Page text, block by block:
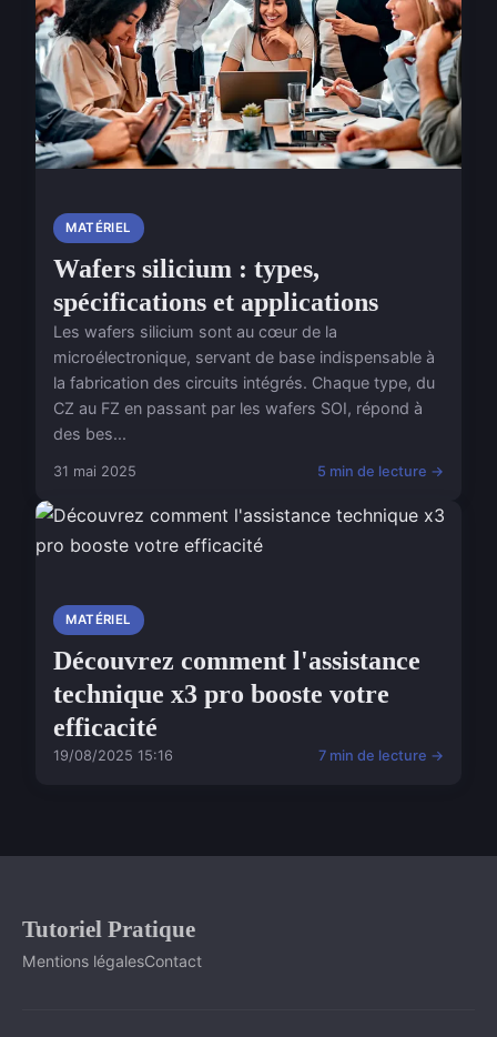
MATÉRIEL
Wafers silicium : types,
spécifications et applications
Les wafers silicium sont au cœur de la
microélectronique, servant de base indispensable à
la fabrication des circuits intégrés. Chaque type, du
CZ au FZ en passant par les wafers SOI, répond à
des bes...
31 mai 2025 5 min de lecture →
MATÉRIEL
Découvrez comment l'assistance
technique x3 pro booste votre
efficacité
19/08/2025 15:16 7 min de lecture →
Tutoriel Pratique
Mentions légalesContact